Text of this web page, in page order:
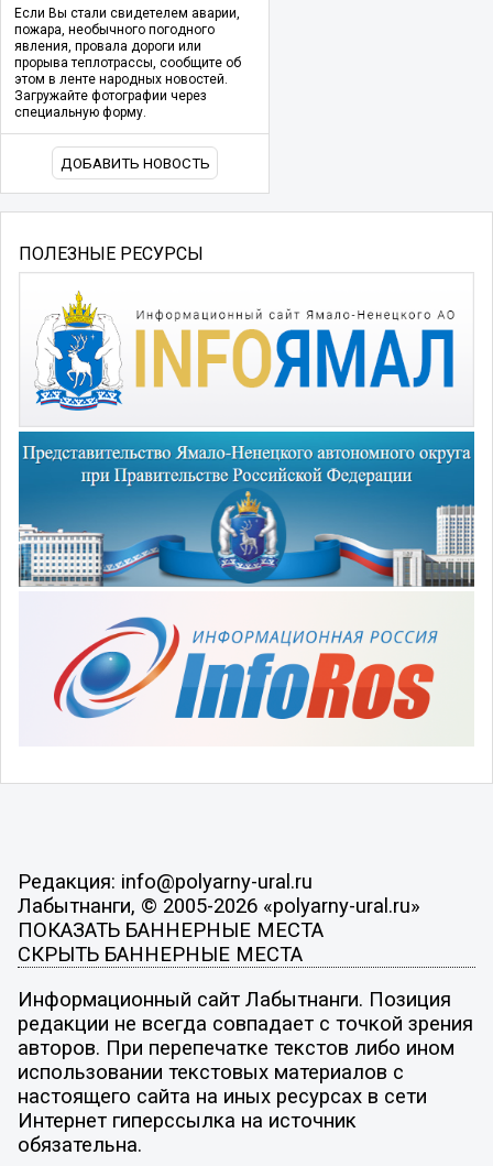
Если Вы стали свидетелем аварии,
пожара, необычного погодного
явления, провала дороги или
прорыва теплотрассы, сообщите об
этом в ленте народных новостей.
Загружайте фотографии через
специальную форму.
ДОБАВИТЬ НОВОСТЬ
ПОЛЕЗНЫЕ РЕСУРСЫ
Редакция: info@polyarny-ural.ru
Лабытнанги, © 2005-2026 «polyarny-ural.ru»
ПОКАЗАТЬ БАННЕРНЫЕ МЕСТА
СКРЫТЬ БАННЕРНЫЕ МЕСТА
Информационный сайт Лабытнанги. Позиция
редакции не всегда совпадает с точкой зрения
авторов. При перепечатке текстов либо ином
использовании текстовых материалов с
настоящего сайта на иных ресурсах в сети
Интернет гиперссылка на источник
обязательна.